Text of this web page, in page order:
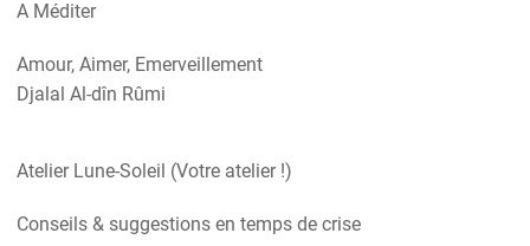
A Méditer
Amour, Aimer, Emerveillement
Djalal Al-dîn Rûmi
Atelier Lune-Soleil (Votre atelier !)
Conseils & suggestions en temps de crise